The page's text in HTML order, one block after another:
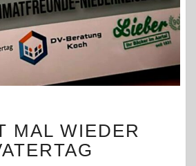
IST
MAL
WIEDER
MAL WIEDER